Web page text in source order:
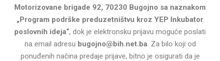
Motorizovane brigade 92, 70230 Bugojno sa naznakom
„Program podrške preduzetništvu kroz YEP Inkubator
poslovnih ideja“, dok je elektronsku prijavu moguće poslati
na email adresu bugojno@bih.net.ba. Za bilo koji od
ponuđenih načina predaje prijave, bitno je osigurati da je